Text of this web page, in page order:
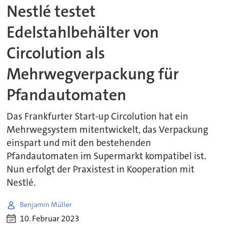
Nestlé testet
Edelstahlbehälter von
Circolution als
Mehrwegverpackung für
Pfandautomaten
Das Frankfurter Start-up Circolution hat ein
Mehrwegsystem mitentwickelt, das Verpackung
einspart und mit den bestehenden
Pfandautomaten im Supermarkt kompatibel ist.
Nun erfolgt der Praxistest in Kooperation mit
Nestlé.
Benjamin Müller
10. Februar 2023